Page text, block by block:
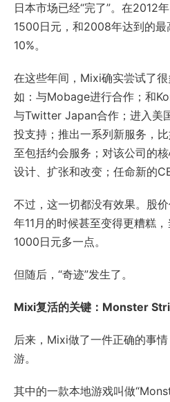
日本市场已经“完了”。在2012
1500日元，和2008年达到的最
10%。
在这些年间，Mixi确实尝试了
如：与Mobage进行合作；和
与Twitter Japan合作；进入美
投支持；推出一系列新服务，
至包括约会服务；对该公司的
设计、扩张和改变；任命新的
不过，这一切都没有效果。股
年11月的时候甚至变得更糟糕
1000日元多一点。
但随后，“奇迹”发生了。
Mixi复活的关键：Monster
后来，Mixi做了一件正确的事
游。
其中的一款本地游戏叫做